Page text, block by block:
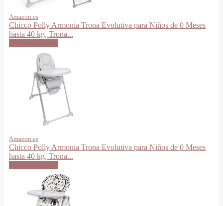
Amazon.es
Chicco Polly Armonia Trona Evolutiva para Niños de 0 Meses
hasta 40 kg, Trona...
Amazon.es
Chicco Polly Armonia Trona Evolutiva para Niños de 0 Meses
hasta 40 kg, Trona...